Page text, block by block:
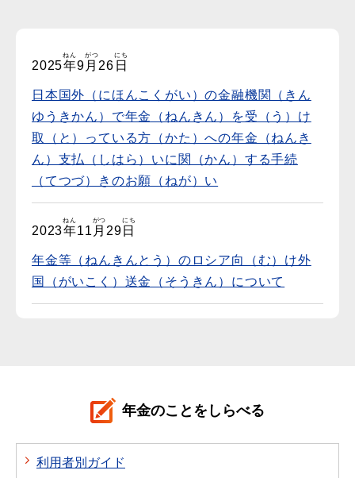
2025年
ねん
9 月
がつ
26 日
にち
日本国外（にほんこくがい）の金融機関（きん
ゆうきかん）で年金（ねんきん）を受（う）け
取（と）っている方（かた）への年金（ねんき
ん）支払（しはら）いに関（かん）する手続
（てつづ）きのお願（ねが）い
2023年
ねん
11 月
がつ
29 日
にち
年金等（ねんきんとう）のロシア向（む）け外
国（がいこく）送金（そうきん）について
年金のことをしらべる
利用者別ガイド